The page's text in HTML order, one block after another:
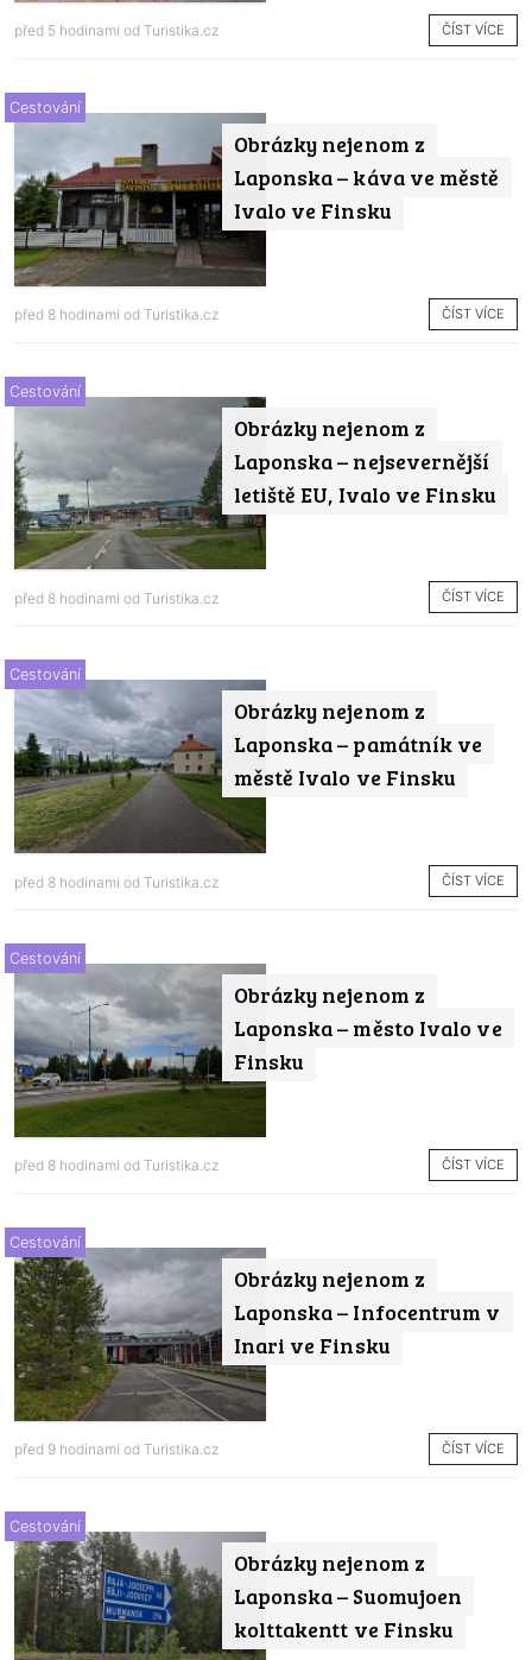
před 5 hodinami od Turistika.cz ČÍST VÍCE
Obrázky nejenom z
Laponska – káva ve městě
Ivalo ve Finsku
Cestování
před 8 hodinami od Turistika.cz ČÍST VÍCE
Obrázky nejenom z
Laponska – nejsevernější
letiště EU, Ivalo ve Finsku
Cestování
před 8 hodinami od Turistika.cz ČÍST VÍCE
Obrázky nejenom z
Laponska – památník ve
městě Ivalo ve Finsku
Cestování
před 8 hodinami od Turistika.cz ČÍST VÍCE
Obrázky nejenom z
Laponska – město Ivalo ve
Finsku
Cestování
před 8 hodinami od Turistika.cz ČÍST VÍCE
Obrázky nejenom z
Laponska – Infocentrum v
Inari ve Finsku
Cestování
před 9 hodinami od Turistika.cz ČÍST VÍCE
Obrázky nejenom z
Laponska – Suomujoen
kolttakentt ve Finsku
Cestování